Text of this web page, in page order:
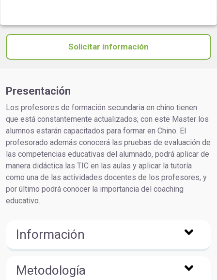
Solicitar información
Presentación
Los profesores de formación secundaria en chino tienen
que está constantemente actualizados; con este Master los
alumnos estarán capacitados para formar en Chino. El
profesorado además conocerá las pruebas de evaluación de
las competencias educativas del alumnado, podrá aplicar de
manera didáctica las TIC en las aulas y aplicar la tutoría
como una de las actividades docentes de los profesores, y
por último podrá conocer la importancia del coaching
educativo.
Información
Metodología